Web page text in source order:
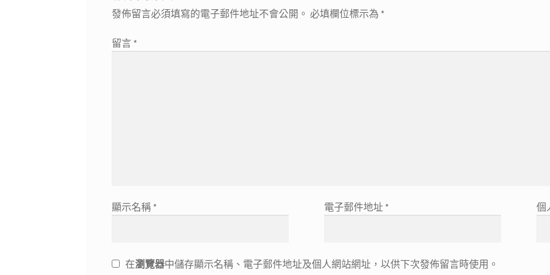
發佈留言必須填寫的電子郵件地址不會公開。 必填欄位標示為 *
留言 *
顯示名稱 * 電子郵件地址 * 個
在瀏覽器中儲存顯示名稱、電子郵件地址及個人網站網址，以供下次發佈留言時使用。